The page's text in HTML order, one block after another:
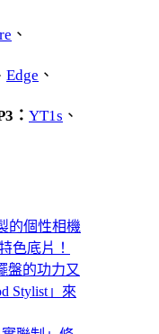
、
Edge 、
： YT1s 、
的個性相機
色底片！
盤的功力又
Stylist」來